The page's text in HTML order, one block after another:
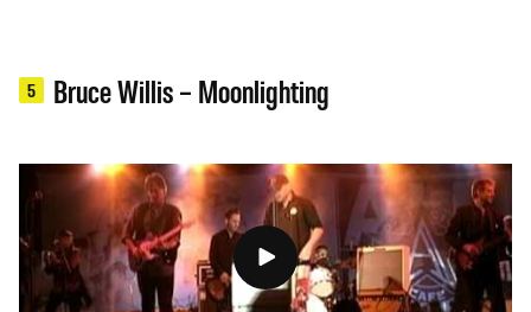
5 Bruce Willis – Moonlighting